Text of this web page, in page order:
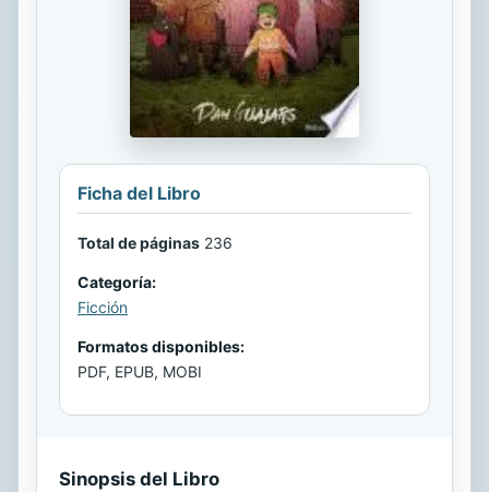
Ficha del Libro
Total de páginas 236
Categoría:
Ficción
Formatos disponibles:
PDF, EPUB, MOBI
Sinopsis del Libro